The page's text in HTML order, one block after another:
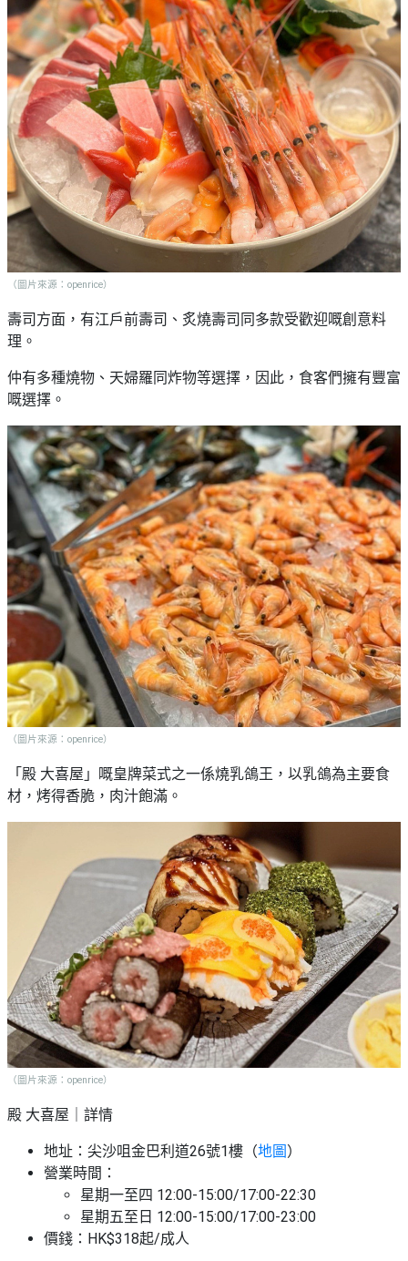
（圖片來源：openrice）
壽司方面，有江戶前壽司、炙燒壽司同多款受歡迎嘅創意料
理。
仲有多種燒物、天婦羅同炸物等選擇，因此，食客們擁有豐富
嘅選擇。
（圖片來源：openrice）
「殿 大喜屋」嘅皇牌菜式之一係燒乳鴿王，以乳鴿為主要食
材，烤得香脆，肉汁飽滿。
（圖片來源：openrice）
殿 大喜屋｜詳情
地址：尖沙咀金巴利道26號1樓（地圖）
營業時間：
星期一至四 12:00-15:00/17:00-22:30
星期五至日 12:00-15:00/17:00-23:00
價錢：HK$318起/成人